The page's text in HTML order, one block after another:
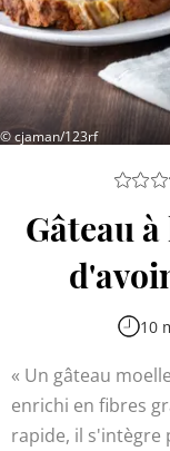
© cjaman/123rf
Gâteau
10
Un gâteau
enrichi en fibres
rapide, il s'intègre